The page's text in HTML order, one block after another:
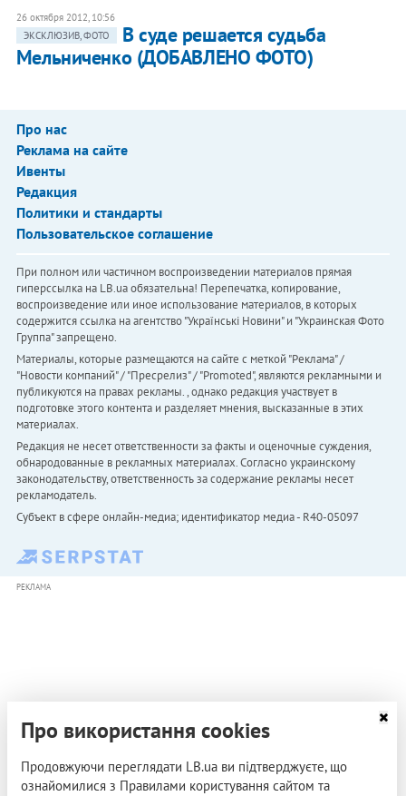
26 октября 2012, 10:56
ЭКСКЛЮЗИВ, ФОТО
В суде решается судьба
Мельниченко (ДОБАВЛЕНО ФОТО)
Про нас
Реклама на сайте
Ивенты
Редакция
Политики и стандарты
Пользовательское соглашение
При полном или частичном воспроизведении материалов прямая
гиперссылка на LB.ua обязательна! Перепечатка, копирование,
воспроизведение или иное использование материалов, в которых
содержится ссылка на агентство "Українськi Новини" и "Украинская Фото
Группа" запрещено.
Материалы, которые размещаются на сайте с меткой "Реклама" /
"Новости компаний" / "Пресрелиз" / "Promoted", являются рекламными и
публикуются на правах рекламы. , однако редакция участвует в
подготовке этого контента и разделяет мнения, высказанные в этих
материалах.
Редакция не несет ответственности за факты и оценочные суждения,
обнародованные в рекламных материалах. Согласно украинскому
законодательству, ответственность за содержание рекламы несет
рекламодатель.
Субъект в сфере онлайн-медиа; идентификатор медиа - R40-05097
РЕКЛАМА
Про використання cookies
Продовжуючи переглядати LB.ua ви підтверджуєте, що
ознайомилися з Правилами користування сайтом та